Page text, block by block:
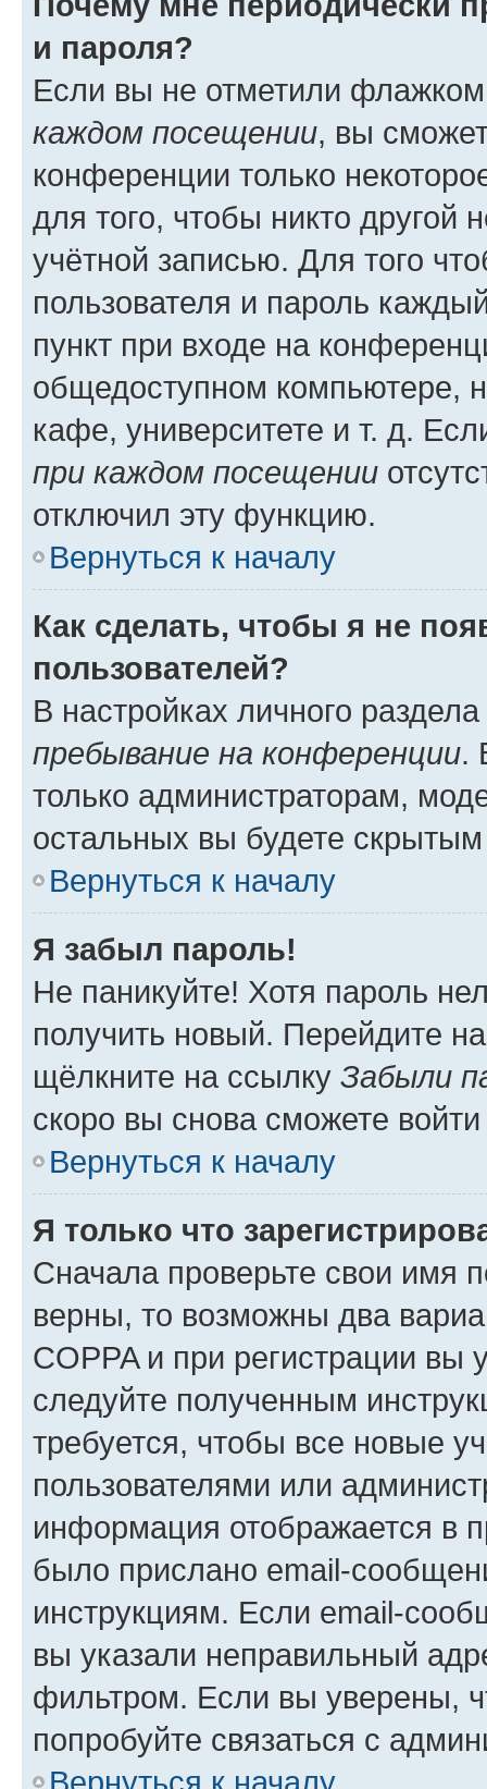
и пароля?
Если вы не отметили
каждом посещении, вы
конференции только
для того, чтобы никто другой
учётной записью. Для того
пользователя и пароль
пункт при входе на
общедоступном компьютере,
кафе, университете и т. д.
при каждом посещении
отключил эту функцию.
Вернуться к началу
Как сделать, чтобы я не
пользователей?
В настройках личного
пребывание на конференции.
только администраторам,
остальных вы будете
Вернуться к началу
Я забыл пароль!
Не паникуйте! Хотя пароль
получить новый. Перейдите
щёлкните на ссылку Забыли
скоро вы снова сможете
Вернуться к началу
Я только что
Сначала проверьте свои имя
верны, то возможны два
COPPA и при регистрации вы
следуйте полученным
требуется, чтобы все новые
пользователями или
информация отображается в
было прислано email-
инструкциям. Если email-
вы указали неправильный
фильтром. Если вы уверены,
попробуйте связаться с
Вернуться к началу